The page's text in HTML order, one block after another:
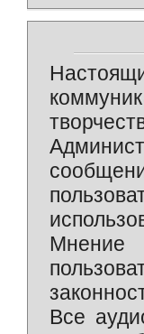
Мнение
Все